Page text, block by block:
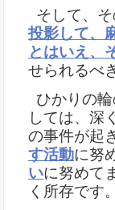
そして、
投影して、
とはいえ、
せられるべ
ひかりの
しては、深
の事件が起
す活動に努
いに努めて
く所存です